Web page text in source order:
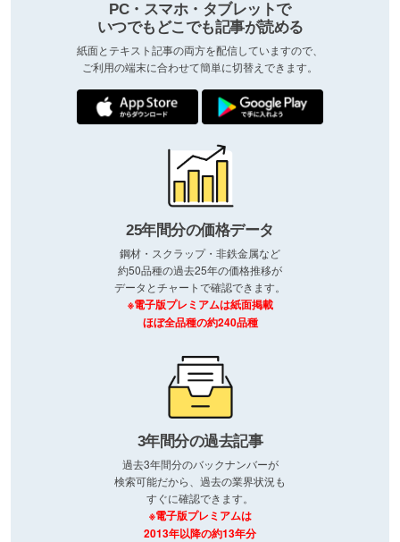
PC・スマホ・タブレットで
いつでもどこでも記事が読める
紙面とテキスト記事の両方を配信していますので、
ご利用の端末に合わせて簡単に切替えできます。
25年間分の価格データ
鋼材・スクラップ・非鉄金属など
約50品種の過去25年の価格推移が
データとチャートで確認できます。
※電子版プレミアムは紙面掲載
ほぼ全品種の約240品種
3年間分の過去記事
過去3年間分のバックナンバーが
検索可能だから、過去の業界状況も
すぐに確認できます。
※電子版プレミアムは
2013年以降の約13年分